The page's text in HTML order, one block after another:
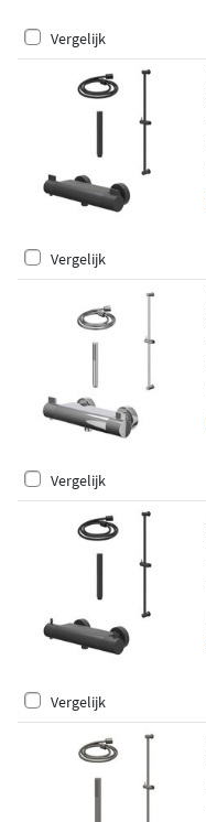
Vergelijk
Vergelijk
Vergelijk
Vergelijk